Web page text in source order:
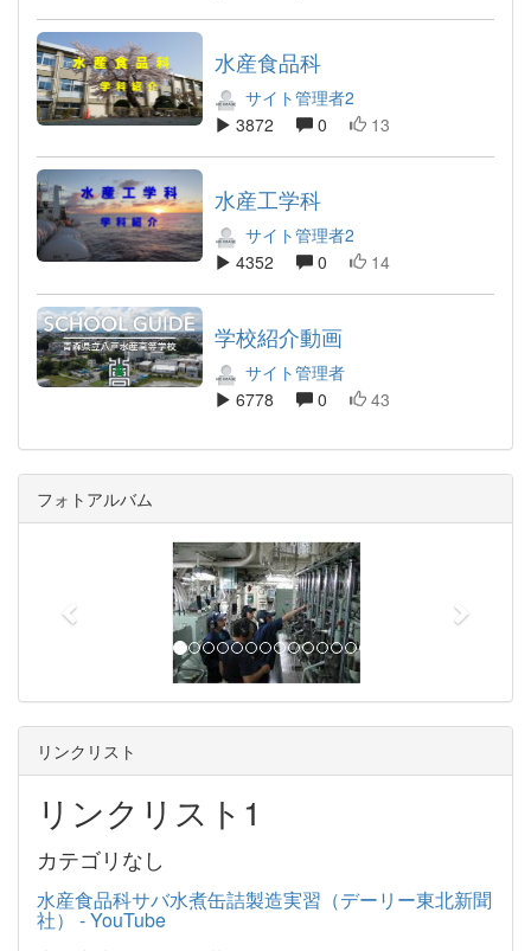
水産食品科
サイト管理者2
3872
0 13
水産工学科
サイト管理者2
4352
0 14
学校紹介動画
サイト管理者
6778
0 43
フォトアルバム
e
o
u
x
リンクリスト
リンクリスト1
カテゴリなし
水産食品科サバ水煮缶詰製造実習（デーリー東北新聞
社） - YouTube